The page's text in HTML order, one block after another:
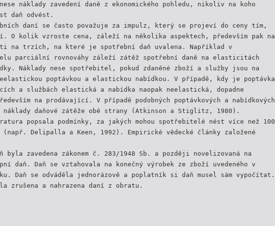
náklady zavedení daně z ekonomického pohledu, nikoliv na koho
daň odvést.
daní se často považuje za impulz, který se projeví do ceny tím,
O kolik vzroste cena, záleží na několika aspektech, především pak na
na trzích, na které je spotřební daň uvalena. Například v
parciální rovnováhy záleží zátěž spotřební daně na elasticitách
Náklady nese spotřebitel, pokud zdaněné zboží a služby jsou na
poptávkou a elastickou nabídkou. V případě, kdy je poptávka
a službách elastická a nabídka naopak neelastická, dopadne
na prodávající. V případě podobných poptávkových a nabídkových
daňové zátěže obě strany (Atkinson a Stiglitz, 1980).
popsala podmínky, za jakých mohou spotřebitelé nést více než 100
(např. Delipalla a Keen, 1992). Empirické vědecké články založené
byla zavedena zákonem č. 283/1948 Sb. a později novelizovaná na
daň. Daň se vztahovala na konečný výrobek ze zboží uvedeného v
Daň se odváděla jednorázově a poplatník si daň musel sám vypočítat.
zrušena a nahrazena daní z obratu.